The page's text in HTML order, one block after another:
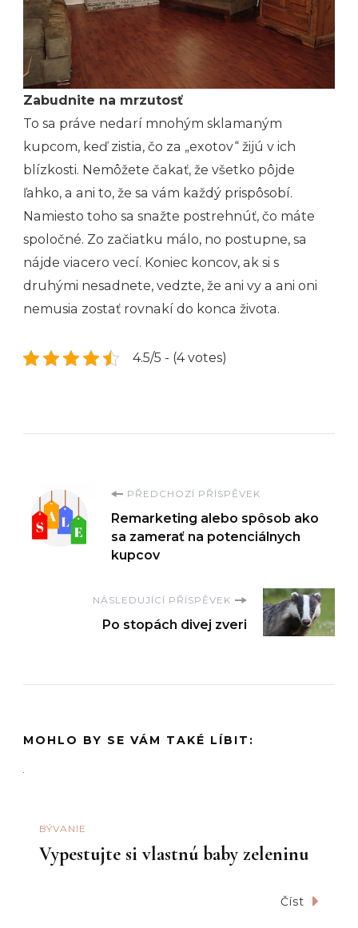
Zabudnite na mrzutosť
To sa práve nedarí mnohým sklamaným
kupcom, keď zistia, čo za „exotov“ žijú v ich
blízkosti. Nemôžete čakať, že všetko pôjde
ľahko, a ani to, že sa vám každý prispôsobí.
Namiesto toho sa snažte postrehnúť, čo máte
spoločné. Zo začiatku málo, no postupne, sa
nájde viacero vecí. Koniec koncov, ak si s
druhými nesadnete, vedzte, že ani vy a ani oni
nemusia zostať rovnakí do konca života.
4.5/5 - (4 votes)
Navigace
příspěvku
PŘEDCHOZÍ PŘÍSPĚVEK
Remarketing alebo spôsob ako
sa zamerať na potenciálnych
kupcov
NÁSLEDUJÍCÍ PŘÍSPĚVEK
Po stopách divej zveri
MOHLO BY SE VÁM TAKÉ LÍBIT:
BÝVANIE
Vypestujte si vlastnú baby zeleninu
Číst